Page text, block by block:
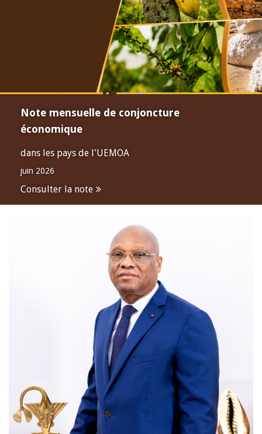
Note mensuelle de conjoncture
économique
dans les pays de l'UEMOA
juin 2026
Consulter la note